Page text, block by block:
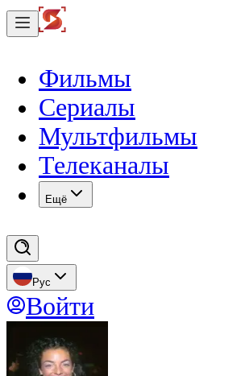
Фильмы
Сериалы
Мультфильмы
Телеканалы
Eщё
Рус
Войти